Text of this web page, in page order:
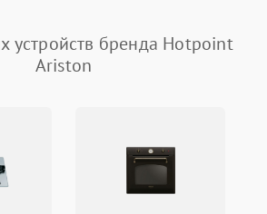
2400 ₽ Подробнее →
Подробнее →
устройств бренда Hotpoint
Ariston